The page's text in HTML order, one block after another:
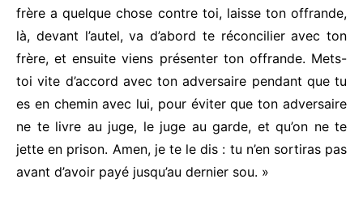
frère a quelque chose contre toi, laisse ton offrande,
là, devant l’autel, va d’abord te réconcilier avec ton
frère, et ensuite viens présenter ton offrande. Mets-
toi vite d’accord avec ton adversaire pendant que tu
es en chemin avec lui, pour éviter que ton adversaire
ne te livre au juge, le juge au garde, et qu’on ne te
jette en prison. Amen, je te le dis : tu n’en sortiras pas
avant d’avoir payé jusqu’au dernier sou. »